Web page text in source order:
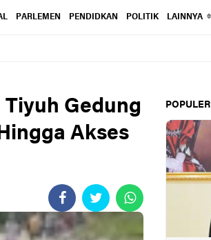
PARLEMEN PENDIDKAN POLITIK LAINNYA
Gedung
Akses
POPULER